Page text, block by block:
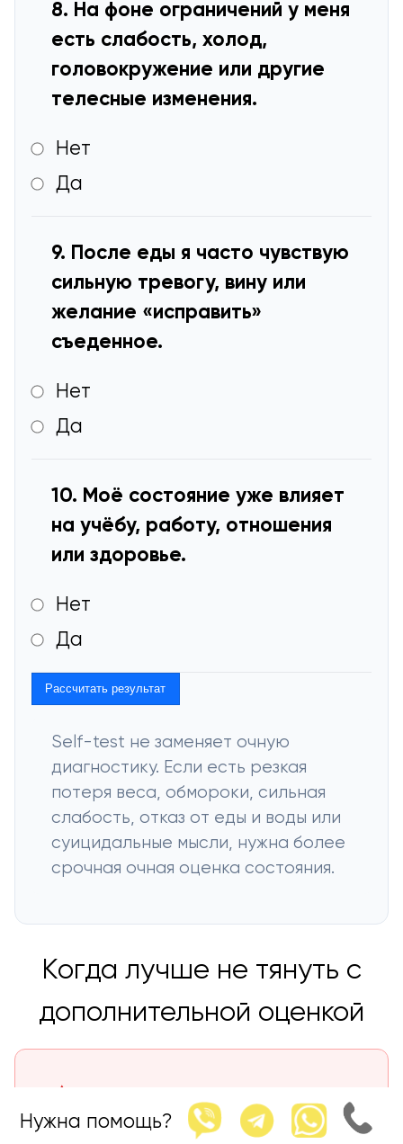
Нужна помощь?
8. На фоне ограничений у меня
есть слабость, холод,
головокружение или другие
телесные изменения.
Нет
Да
9. После еды я часто чувствую
сильную тревогу, вину или
желание «исправить»
съеденное.
Нет
Да
10. Моё состояние уже влияет
на учёбу, работу, отношения
или здоровье.
Нет
Да
Рассчитать результат
Self-test не заменяет очную
диагностику. Если есть резкая
потеря веса, обмороки, сильная
слабость, отказ от еды и воды или
суицидальные мысли, нужна более
срочная очная оценка состояния.
Когда лучше не тянуть с
дополнительной оценкой
очная оценка